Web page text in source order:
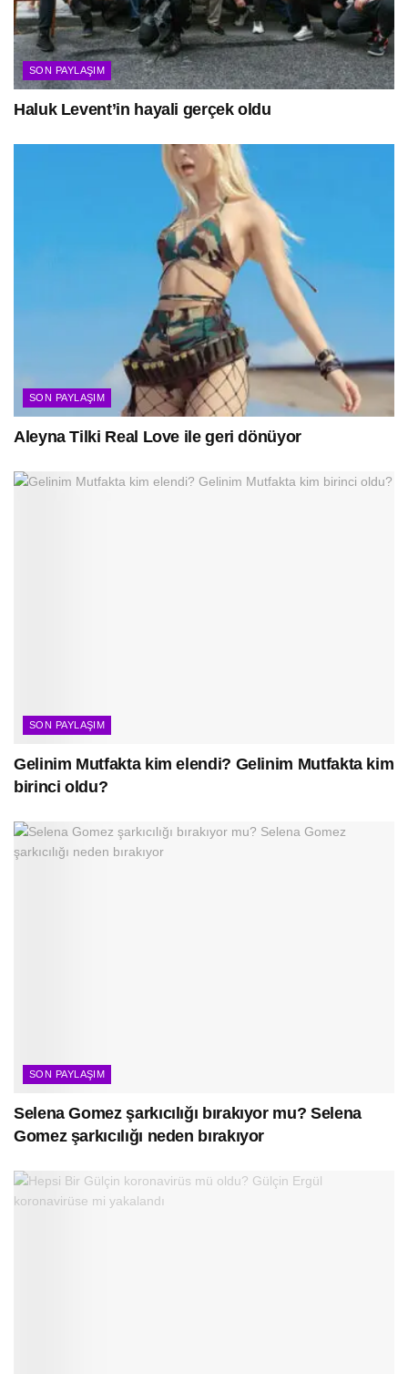
SON PAYLAŞIM
Haluk Levent’in hayali gerçek oldu
SON PAYLAŞIM
Aleyna Tilki Real Love ile geri dönüyor
SON PAYLAŞIM
Gelinim Mutfakta kim elendi? Gelinim Mutfakta kim
birinci oldu?
SON PAYLAŞIM
Selena Gomez şarkıcılığı bırakıyor mu? Selena
Gomez şarkıcılığı neden bırakıyor